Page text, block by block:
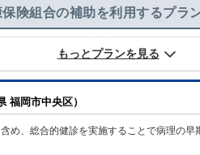
険組合の補助を利用するプラ
もっとプランを見る
福岡市中央区）
め、総合的健診を実施することで病理の早